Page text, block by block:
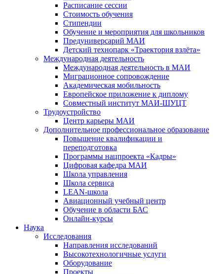
Расписание сессии
Стоимость обучения
Стипендии
Обучение и мероприятия для школьников
Предуниверсарий МАИ
Детский технопарк «Траектория взлёта»
Международная деятельность
Международная деятельность в МАИ
Миграционное сопровождение
Академическая мобильность
Европейское приложение к диплому
Совместный институт МАИ-ШУЦТ
Трудоустройство
Центр карьеры МАИ
Дополнительное профессиональное образование
Повышение квалификации и
переподготовка
Программы нацпроекта «Кадры»
Цифровая кафедра МАИ
Школа управления
Школа сервиса
LEAN-школа
Авиационный учебный центр
Обучение в области БАС
Онлайн-курсы
Наука
Исследования
Направления исследований
Высокотехнологичные услуги
Оборудование
Проекты